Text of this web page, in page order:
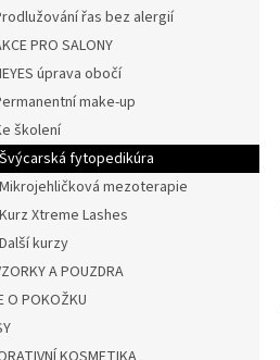
řas bez alergií
PRO SALONY
úprava obočí
make-up
školení
Švýcarská fytopedikúra
Mikrojehličková mezoterapie
Kurz Xtreme Lashes
Další kurzy
A POUZDRA
O POKOŽKU